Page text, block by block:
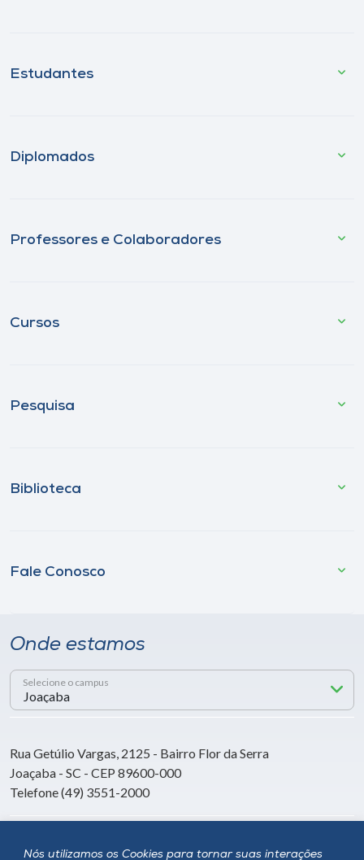
Nós utilizamos os Cookies para tornar suas interações
Estudantes
Diplomados
Professores e Colaboradores
Cursos
Pesquisa
Biblioteca
Fale Conosco
Onde estamos
Selecione o campus
Rua Getúlio Vargas, 2125 - Bairro Flor da Serra
Joaçaba - SC - CEP 89600-000
Telefone (49) 3551-2000
Siga a Unoesc